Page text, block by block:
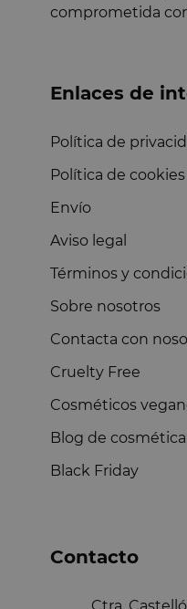
comprometida
Enlaces de
Política de
Política de cookies
Envío
Aviso legal
Términos y
Sobre nosotros
Contacta con
Cruelty Free
Cosméticos
Blog de
Black Friday
Contacto